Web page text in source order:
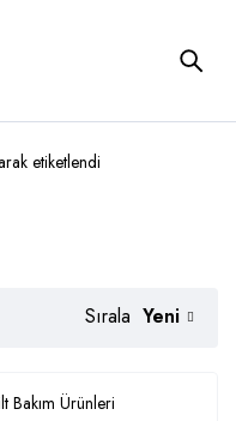
etiketlendi
Sırala Yeni
Bakım Ürünleri